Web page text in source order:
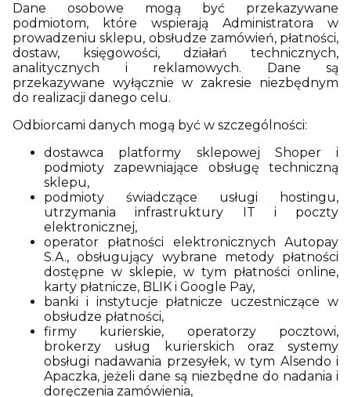
Dane osobowe mogą być przekazywane
podmiotom, które wspierają Administratora w
prowadzeniu sklepu, obsłudze zamówień, płatności,
dostaw, księgowości, działań technicznych,
analitycznych i reklamowych. Dane są
przekazywane wyłącznie w zakresie niezbędnym
do realizacji danego celu.
Odbiorcami danych mogą być w szczególności:
dostawca platformy sklepowej Shoper i
podmioty zapewniające obsługę techniczną
sklepu,
podmioty świadczące usługi hostingu,
utrzymania infrastruktury IT i poczty
elektronicznej,
operator płatności elektronicznych Autopay
S.A., obsługujący wybrane metody płatności
dostępne w sklepie, w tym płatności online,
karty płatnicze, BLIK i Google Pay,
banki i instytucje płatnicze uczestniczące w
obsłudze płatności,
firmy kurierskie, operatorzy pocztowi,
brokerzy usług kurierskich oraz systemy
obsługi nadawania przesyłek, w tym Alsendo i
Apaczka, jeżeli dane są niezbędne do nadania i
doręczenia zamówienia,